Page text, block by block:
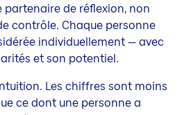
partenaire de réflexion, non
contrôle. Chaque personne
individuellement — avec
et son potentiel.
Les chiffres sont moins
ce dont une personne a